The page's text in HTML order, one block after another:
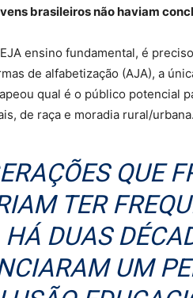
brasileiros não haviam
ensino fundamental, é
de alfabetização (AJA), a
qual é o público potencial
de raça e moradia rural/urbana.
QUE
TER
HÁ DUAS
UM